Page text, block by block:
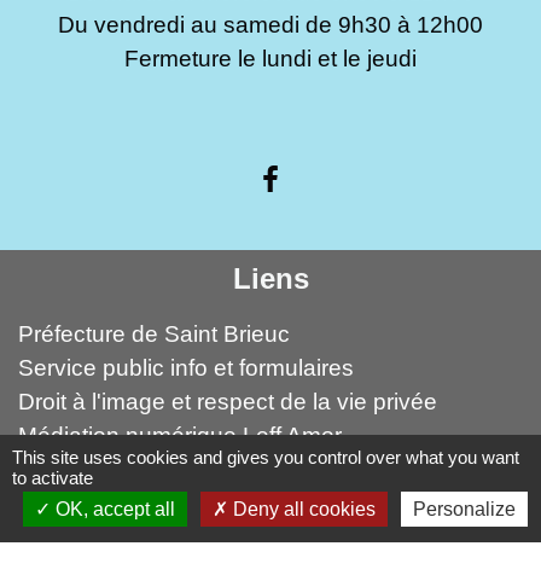
Du vendredi au samedi de 9h30 à 12h00
Fermeture le lundi et le jeudi
Liens
Préfecture de Saint Brieuc
Service public info et formulaires
Droit à l'image et respect de la vie privée
Médiation numérique Leff Amor
Forum citoyen Leff Armor
autres liens
This site uses cookies and gives you control over what you want
to activate
OK, accept all
Deny all cookies Personalize